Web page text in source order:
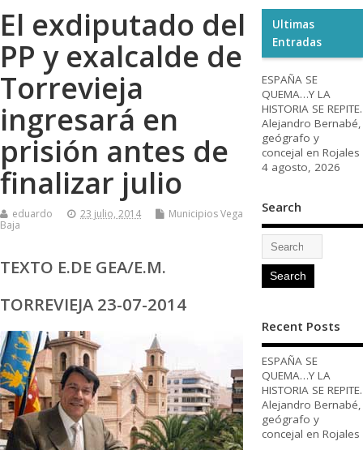
El exdiputado del
PP y exalcalde de
Torrevieja
ingresará en
prisión antes de
finalizar julio
eduardo 23 julio, 2014
Municipios Vega
Baja
TEXTO E.DE GEA/E.M.
TORREVIEJA 23-07-2014
Ultimas
Entradas
ESPAÑA SE
QUEMA…Y LA
HISTORIA SE REPITE.
Alejandro Bernabé,
geógrafo y
concejal en Rojales
4 agosto, 2026
Search
Recent Posts
ESPAÑA SE
QUEMA…Y LA
HISTORIA SE REPITE.
Alejandro Bernabé,
geógrafo y
concejal en Rojales